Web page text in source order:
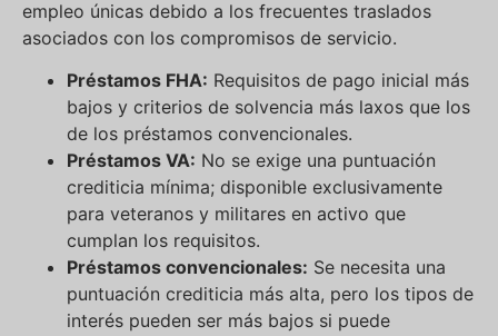
empleo únicas debido a los frecuentes traslados
asociados con los compromisos de servicio.
Préstamos FHA: Requisitos de pago inicial más
bajos y criterios de solvencia más laxos que los
de los préstamos convencionales.
Préstamos VA: No se exige una puntuación
crediticia mínima; disponible exclusivamente
para veteranos y militares en activo que
cumplan los requisitos.
Préstamos convencionales: Se necesita una
puntuación crediticia más alta, pero los tipos de
interés pueden ser más bajos si puede